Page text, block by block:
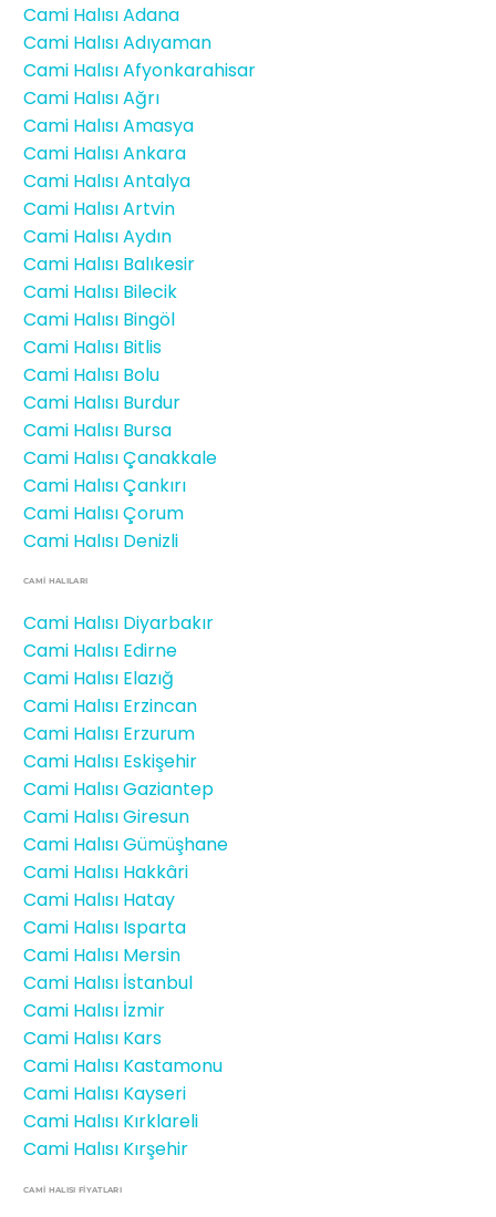
Cami Halısı Adana
Cami Halısı Adıyaman
Cami Halısı Afyonkarahisar
Cami Halısı Ağrı
Cami Halısı Amasya
Cami Halısı Ankara
Cami Halısı Antalya
Cami Halısı Artvin
Cami Halısı Aydın
Cami Halısı Balıkesir
Cami Halısı Bilecik
Cami Halısı Bingöl
Cami Halısı Bitlis
Cami Halısı Bolu
Cami Halısı Burdur
Cami Halısı Bursa
Cami Halısı Çanakkale
Cami Halısı Çankırı
Cami Halısı Çorum
Cami Halısı Denizli
CAMİ HALILARI
Cami Halısı Diyarbakır
Cami Halısı Edirne
Cami Halısı Elazığ
Cami Halısı Erzincan
Cami Halısı Erzurum
Cami Halısı Eskişehir
Cami Halısı Gaziantep
Cami Halısı Giresun
Cami Halısı Gümüşhane
Cami Halısı Hakkâri
Cami Halısı Hatay
Cami Halısı Isparta
Cami Halısı Mersin
Cami Halısı İstanbul
Cami Halısı İzmir
Cami Halısı Kars
Cami Halısı Kastamonu
Cami Halısı Kayseri
Cami Halısı Kırklareli
Cami Halısı Kırşehir
CAMİ HALISI FIYATLARI